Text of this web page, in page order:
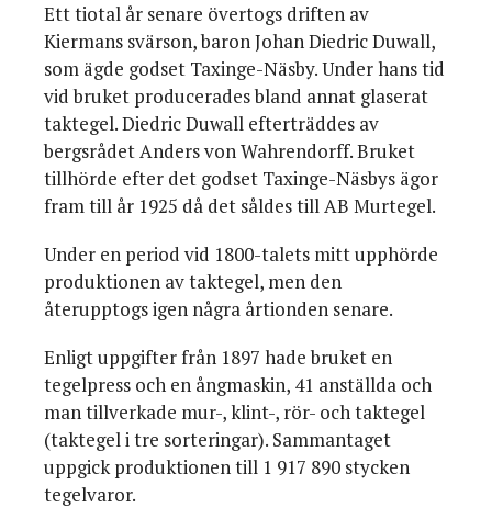
Ett tiotal år senare övertogs driften av
Kiermans svärson, baron Johan Diedric Duwall,
som ägde godset Taxinge-Näsby. Under hans tid
vid bruket producerades bland annat glaserat
taktegel. Diedric Duwall efterträddes av
bergsrådet Anders von Wahrendorff. Bruket
tillhörde efter det godset Taxinge-Näsbys ägor
fram till år 1925 då det såldes till AB Murtegel.
Under en period vid 1800-talets mitt upphörde
produktionen av taktegel, men den
återupptogs igen några årtionden senare.
Enligt uppgifter från 1897 hade bruket en
tegelpress och en ångmaskin, 41 anställda och
man tillverkade mur-, klint-, rör- och taktegel
(taktegel i tre sorteringar). Sammantaget
uppgick produktionen till 1 917 890 stycken
tegelvaror.